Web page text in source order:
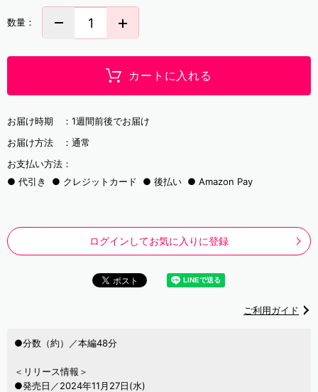
数量：
カートに入れる
お届け時期 ： 1週間前後でお届け
お届け方法 ： 通常
お支払い方法：
代引き
クレジットカード 後払い Amazon Pay
ログインしてお気に入りに登録
ご利用ガイド
●分数（約）／本編48分
＜リリース情報＞
●発売日／2024年11月27日(水)